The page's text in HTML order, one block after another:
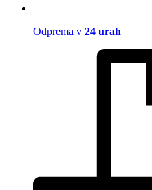
Odprema v 24 urah